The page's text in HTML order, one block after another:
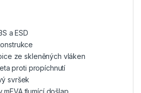
a ESD
ze skleněných vláken
proti propíchnutí
svršek
tlumící došlap